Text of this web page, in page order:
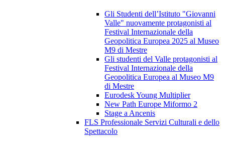
Gli Studenti dell’Istituto "Giovanni
Valle" nuovamente protagonisti al
Festival Internazionale della
Geopolitica Europea 2025 al Museo
M9 di Mestre
Gli studenti del Valle protagonisti al
Festival Internazionale della
Geopolitica Europea al Museo M9
di Mestre
Eurodesk Young Multiplier
New Path Europe Miformo 2
Stage a Ancenis
FLS Professionale Servizi Culturali e dello
Spettacolo